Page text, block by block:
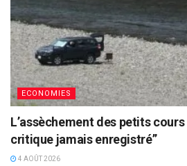
ECONOMIES
L’assèchement des petits cours
critique jamais enregistré”
4 AOÛT 2026